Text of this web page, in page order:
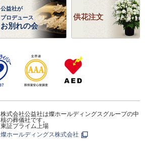
公益社が
プロデュース
お別れの会
供花注文
株式会社公益社は燦ホールディングスグループの中
核の葬儀社です。
東証プライム上場
燦ホールディングス株式会社